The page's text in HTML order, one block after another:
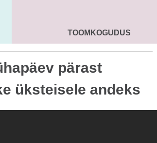
SEENIORID KOGUDUS
TOOMKOGUDUS
pärast
üksteisele andeks